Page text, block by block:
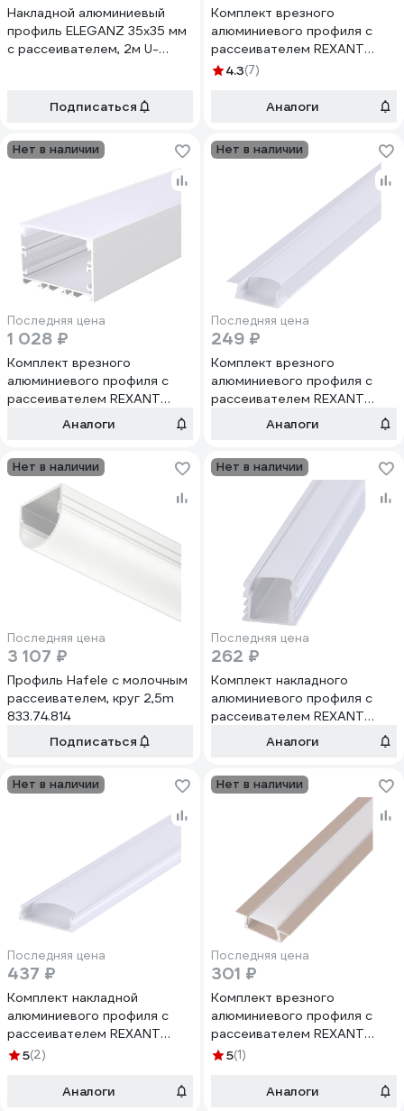
Накладной алюминиевый
профиль ELEGANZ 35x35 мм
с рассеивателем, 2м U-
Подписаться
Комплект врезного
алюминиевого профиля с
рассеивателем REXANT
22x6мм, 2м 146-405
4.3(7)
Аналоги
Нет в наличии
Последняя цена
1 028 ₽
Комплект врезного
алюминиевого профиля с
рассеивателем REXANT
62x32мм, 1м, 146-404-1
Аналоги
Нет в наличии
Последняя цена
249 ₽
Комплект врезного
алюминиевого профиля с
рассеивателем REXANT
22x6мм, 1м 146-405-1
Аналоги
Нет в наличии
Последняя цена
3 107 ₽
Профиль Hafele с молочным
рассеивателем, круг 2,5m
833.74.814
Подписаться
Нет в наличии
Последняя цена
262 ₽
Комплект накладного
алюминиевого профиля с
рассеивателем REXANT
16x12мм, 1м, 146-401-1
Аналоги
Нет в наличии
Последняя цена
437 ₽
Комплект накладной
алюминиевого профиля с
рассеивателем REXANT
24x6мм, 2м, 146-403
5(2)
Аналоги
Нет в наличии
Последняя цена
301 ₽
Комплект врезного
алюминиевого профиля с
рассеивателем REXANT
22x6мм, 1м, розовое золото
5(1)
Аналоги